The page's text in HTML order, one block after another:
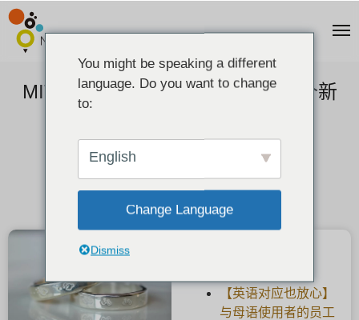
MITUBACI像素艺术雕刻] 介绍一个新
【英语对应也放心】
与母语使用者的员工
You might be speaking a different
language. Do you want to change
to:
English
Change Language
Dismiss